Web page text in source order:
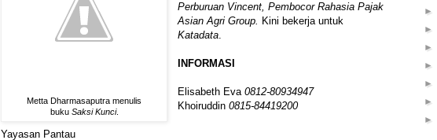
Metta Dharmasaputra menulis
buku Saksi Kunci.
Perburuan Vincent, Pembocor Rahasia Pajak
Asian Agri Group. Kini bekerja untuk
Katadata.
INFORMASI
Elisabeth Eva0812-80934947
Khoiruddin0815-84419200
Yayasan Pantau
►
►
►
►
►
►
►